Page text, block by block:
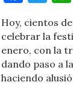
Hoy, cientos
celebrar la
enero, con la
dando paso a
haciendo